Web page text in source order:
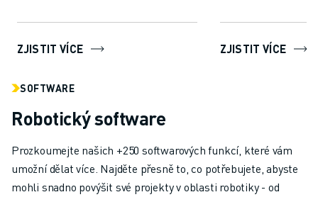
ZJISTIT VÍCE
lidské. Díky...
ZJISTIT VÍCE
SOFTWARE
Robotický software
Prozkoumejte našich +250 softwarových funkcí, které vám
umožní dělat více. Najděte přesně to, co potřebujete, abyste
mohli snadno povýšit své projekty v oblasti robotiky - od